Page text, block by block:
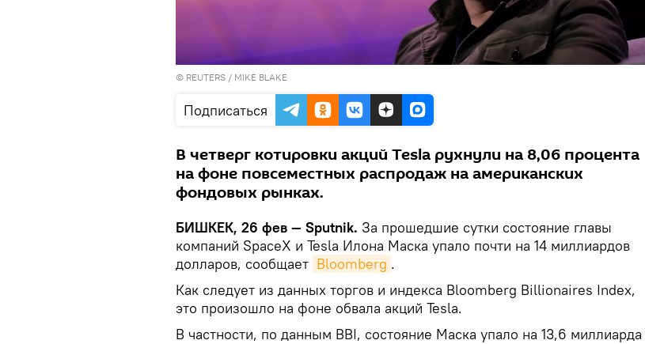
© REUTERS / MIKE BLAKE
Подписаться
В четверг котировки акций Tesla рухнули на 8,06 процента
на фоне повсеместных распродаж на американских
фондовых рынках.
БИШКЕК, 26 фев — Sputnik. За прошедшие сутки состояние главы
компаний SpaceX и Tesla Илона Маска упало почти на 14 миллиардов
долларов, сообщает Bloomberg .
Как следует из данных торгов и индекса Bloomberg Billionaires Index,
это произошло на фоне обвала акций Tesla.
В частности, по данным BBI, состояние Маска упало на 13,6 миллиарда